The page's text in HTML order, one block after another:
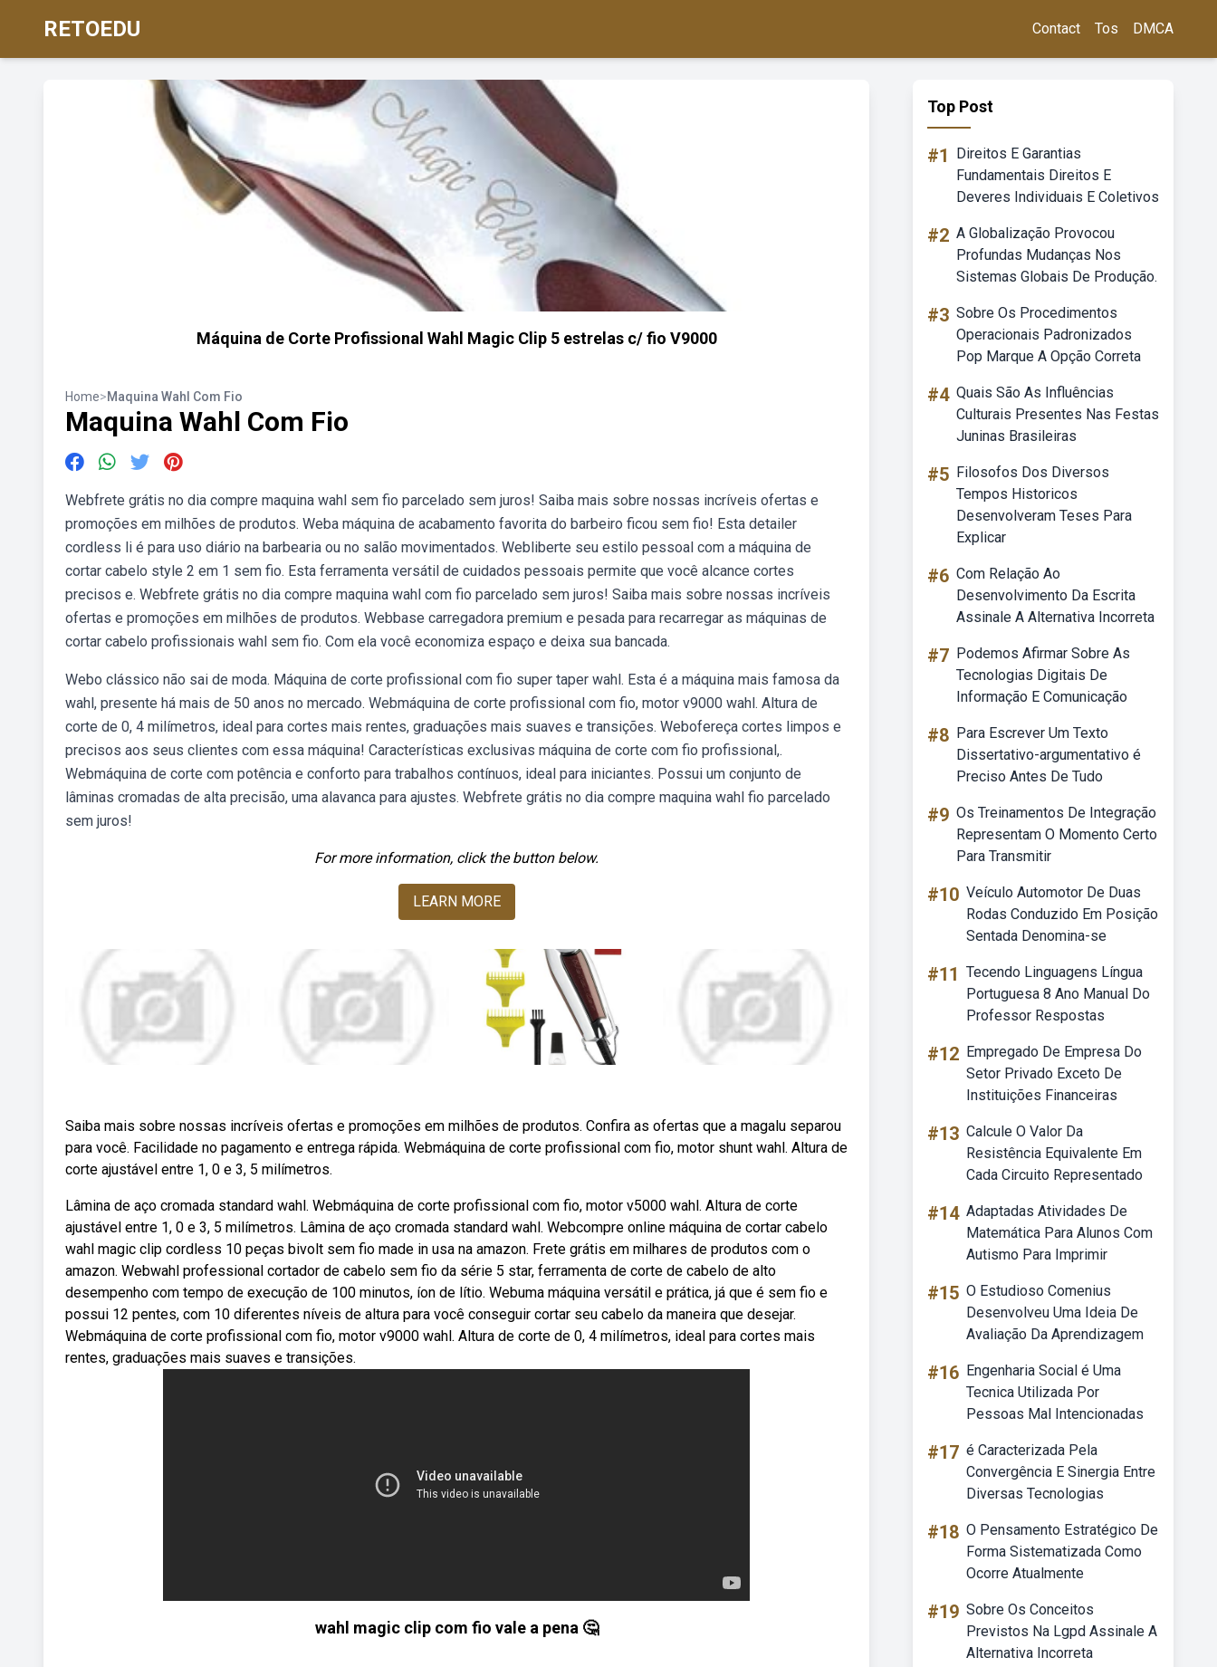
RETOEDU Contact Tos DMCA
Máquina de Corte Profissional Wahl Magic Clip 5 estrelas c/ fio V9000
Home>Maquina Wahl Com Fio
Maquina Wahl Com Fio
Webfrete grátis no dia compre maquina wahl sem fio parcelado sem juros! Saiba mais sobre nossas incríveis ofertas e
promoções em milhões de produtos. Weba máquina de acabamento favorita do barbeiro ficou sem fio! Esta detailer
cordless li é para uso diário na barbearia ou no salão movimentados. Webliberte seu estilo pessoal com a máquina de
cortar cabelo style 2 em 1 sem fio. Esta ferramenta versátil de cuidados pessoais permite que você alcance cortes
precisos e. Webfrete grátis no dia compre maquina wahl com fio parcelado sem juros! Saiba mais sobre nossas incríveis
ofertas e promoções em milhões de produtos. Webbase carregadora premium e pesada para recarregar as máquinas de
cortar cabelo profissionais wahl sem fio. Com ela você economiza espaço e deixa sua bancada.
Webo clássico não sai de moda. Máquina de corte profissional com fio super taper wahl. Esta é a máquina mais famosa da
wahl, presente há mais de 50 anos no mercado. Webmáquina de corte profissional com fio, motor v9000 wahl. Altura de
corte de 0, 4 milímetros, ideal para cortes mais rentes, graduações mais suaves e transições. Webofereça cortes limpos e
precisos aos seus clientes com essa máquina! Características exclusivas máquina de corte com fio profissional,.
Webmáquina de corte com potência e conforto para trabalhos contínuos, ideal para iniciantes. Possui um conjunto de
lâminas cromadas de alta precisão, uma alavanca para ajustes. Webfrete grátis no dia compre maquina wahl fio parcelado
sem juros!
For more information, click the button below.
LEARN MORE
Saiba mais sobre nossas incríveis ofertas e promoções em milhões de produtos. Confira as ofertas que a magalu separou
para você. Facilidade no pagamento e entrega rápida. Webmáquina de corte profissional com fio, motor shunt wahl. Altura de
corte ajustável entre 1, 0 e 3, 5 milímetros.
Lâmina de aço cromada standard wahl. Webmáquina de corte profissional com fio, motor v5000 wahl. Altura de corte
ajustável entre 1, 0 e 3, 5 milímetros. Lâmina de aço cromada standard wahl. Webcompre online máquina de cortar cabelo
wahl magic clip cordless 10 peças bivolt sem fio made in usa na amazon. Frete grátis em milhares de produtos com o
amazon. Webwahl professional cortador de cabelo sem fio da série 5 star, ferramenta de corte de cabelo de alto
desempenho com tempo de execução de 100 minutos, íon de lítio. Webuma máquina versátil e prática, já que é sem fio e
possui 12 pentes, com 10 diferentes níveis de altura para você conseguir cortar seu cabelo da maneira que desejar.
Webmáquina de corte profissional com fio, motor v9000 wahl. Altura de corte de 0, 4 milímetros, ideal para cortes mais
rentes, graduações mais suaves e transições.
wahl magic clip com fio vale a pena 🤔
Top Post
#1
Direitos E Garantias
Fundamentais Direitos E
Deveres Individuais E Coletivos
#2 A Globalização Provocou
Profundas Mudanças Nos
Sistemas Globais De Produção.
#3 Sobre Os Procedimentos
Operacionais Padronizados
Pop Marque A Opção Correta
#4 Quais São As Influências
Culturais Presentes Nas Festas
Juninas Brasileiras
#5 Filosofos Dos Diversos
Tempos Historicos
Desenvolveram Teses Para
Explicar
#6 Com Relação Ao
Desenvolvimento Da Escrita
Assinale A Alternativa Incorreta
#7 Podemos Afirmar Sobre As
Tecnologias Digitais De
Informação E Comunicação
#8 Para Escrever Um Texto
Dissertativo-argumentativo é
Preciso Antes De Tudo
#9 Os Treinamentos De Integração
Representam O Momento Certo
Para Transmitir
#10 Veículo Automotor De Duas
Rodas Conduzido Em Posição
Sentada Denomina-se
#11 Tecendo Linguagens Língua
Portuguesa 8 Ano Manual Do
Professor Respostas
#12 Empregado De Empresa Do
Setor Privado Exceto De
Instituições Financeiras
#13 Calcule O Valor Da
Resistência Equivalente Em
Cada Circuito Representado
#14 Adaptadas Atividades De
Matemática Para Alunos Com
Autismo Para Imprimir
#15 O Estudioso Comenius
Desenvolveu Uma Ideia De
Avaliação Da Aprendizagem
#16 Engenharia Social é Uma
Tecnica Utilizada Por
Pessoas Mal Intencionadas
#17 é Caracterizada Pela
Convergência E Sinergia Entre
Diversas Tecnologias
#18 O Pensamento Estratégico De
Forma Sistematizada Como
Ocorre Atualmente
#19 Sobre Os Conceitos
Previstos Na Lgpd Assinale A
Alternativa Incorreta